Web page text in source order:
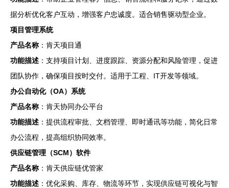
据分析优化客户互动，增强客户忠诚度。适合销售驱动型企业。
项目管理系统
产品名称 ：肯天项目通
功能描述 ：支持项目计划、进度跟踪、资源分配和风险管理，促进
团队协作，确保项目按时交付。适用于工程、IT开发等领域。
办公自动化（OA）系统
产品名称 ：肯天协同办公平台
功能描述 ：提供流程审批、文档管理、即时通讯等功能，简化日常
办公流程，提高组织协同效率。
供应链管理（SCM）软件
产品名称 ：肯天供应链优管家
功能描述 ：优化采购、库存、物流等环节，实现供应链可视化与智